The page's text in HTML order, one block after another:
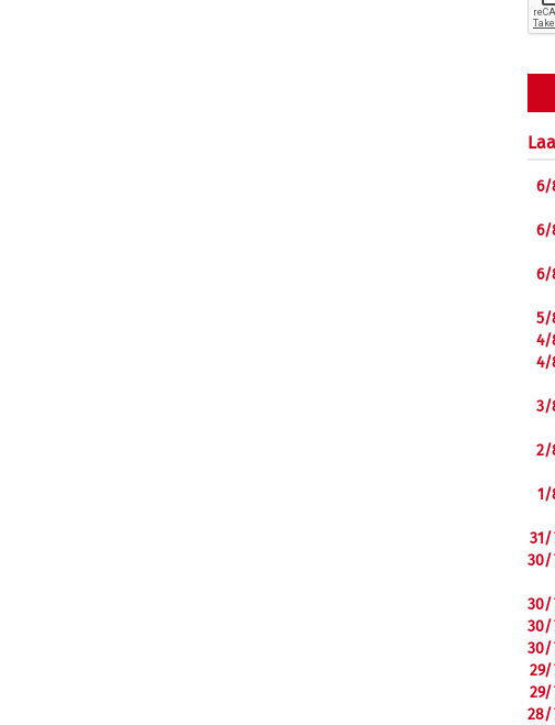
6/
6/
6/
5/
4/
4/
3/
2/
1/
31/
30/
30/
30/
30/
29/
29/
28/